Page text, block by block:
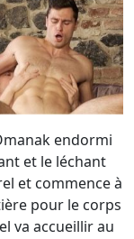
endormi
et le léchant
et commence à
pour le corps
va accueillir au
d’Ondra !
Higgins